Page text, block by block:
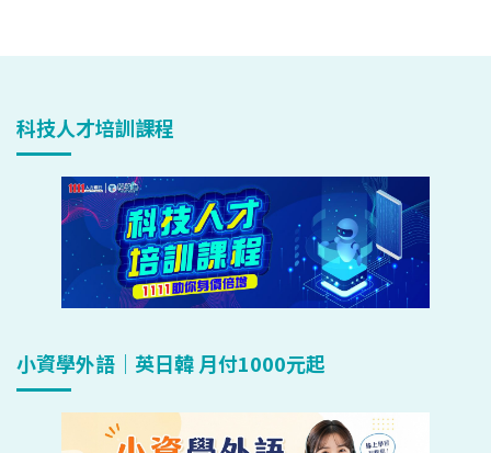
科技人才培訓課程
小資學外語｜英日韓 月付1000元起